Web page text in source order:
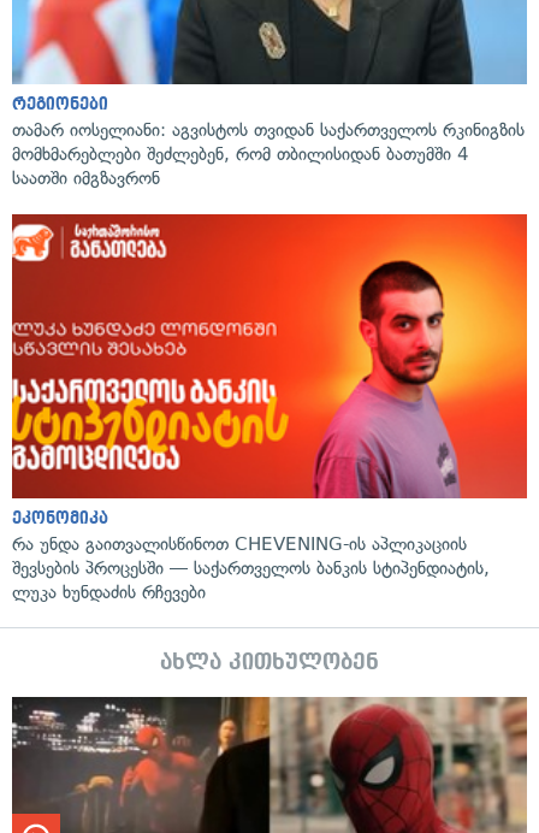
რეგიონები
თამარ იოსელიანი: აგვისტოს თვიდან საქართველოს რკინიგზის
მომხმარებლები შეძლებენ, რომ თბილისიდან ბათუმში 4
საათში იმგზავრონ
ეკონომიკა
რა უნდა გაითვალისწინოთ CHEVENING-ის აპლიკაციის
შევსების პროცესში — საქართველოს ბანკის სტიპენდიატის,
ლუკა ხუნდაძის რჩევები
ახლა კითხულობენ